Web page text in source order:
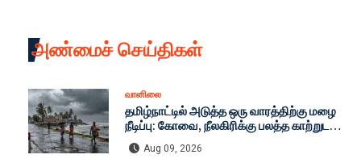
அண்மைச் செய்திகள்
வானிலை
தமிழ்நாட்டில் அடுத்த ஒரு வாரத்திற்கு மழை
நீடிப்பு: கோவை, நீலகிரிக்கு பலத்த காற்றுடன்
கனமழை எச்சரிக்கை - இன்றைய முழு
வானிலை நிலவரம்!
Aug 09, 2026